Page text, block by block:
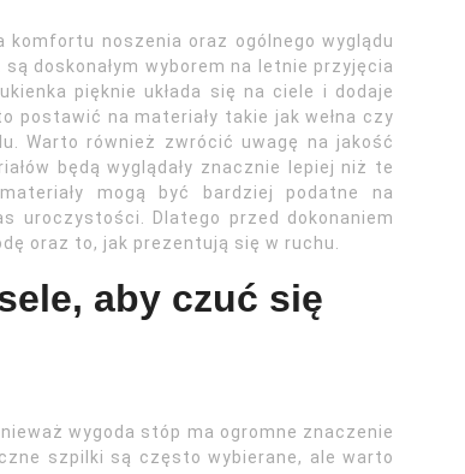
komfortu noszenia oraz ogólnego wyglądu
doskonałym wyborem na letnie przyjęcia
pięknie układa się na ciele i dodaje
postawić na materiały takie jak wełna czy
Warto również zwrócić uwagę na jakość
będą wyglądały znacznie lepiej niż te
mogą być bardziej podatne na
uroczystości. Dlatego przed dokonaniem
oraz to, jak prezentują się w ruchu.
aby czuć się
wygoda stóp ma ogromne znaczenie
szpilki są często wybierane, ale warto